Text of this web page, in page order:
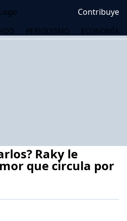
Contribuye
PERIODISMO ECONOMÍA
Raky le
que circula por